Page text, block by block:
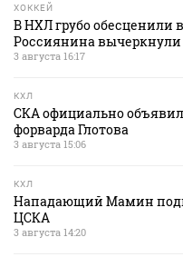
ХОККЕЙ
В НХЛ грубо обесценили
Россиянина
3 августа 16:17
КХЛ
СКА официально объявил
форварда Глотова
3 августа 15:06
КХЛ
Нападающий Мамин
ЦСКА
3 августа 14:20